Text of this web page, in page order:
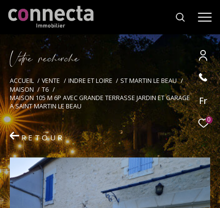
Fr
0
Vore recece
ACCUEIL VENTE INDRE ET LOIRE
ST MARTIN LE BEAU
MAISON
T6
MAISON 105 M 6P AVEC GRANDE TERRASSE JARDIN ET GARAGE
A SAINT MARTIN LE BEAU
RETOUR
Effectuer une recherche
et trouver le bien qui correspond à vos
critères
Type
d'offre
Vente
Type
de
Type de bien